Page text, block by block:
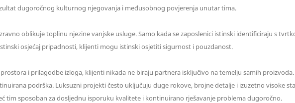
dugoročnog kulturnog njegovanja i međusobnog povjerenja unutar tima.
oblikuje toplinu njezine vanjske usluge. Samo kada se zaposlenici istinski identificiraju s
osjećaj pripadnosti, klijenti mogu istinski osjetiti sigurnost i pouzdanost.
i prilagodbe izloga, klijenti nikada ne biraju partnera isključivo na temelju samih
podrška. Luksuzni projekti često uključuju duge rokove, brojne detalje i izuzetno visoke
tim sposoban za dosljednu isporuku kvalitete i kontinuirano rješavanje problema dugoročno.